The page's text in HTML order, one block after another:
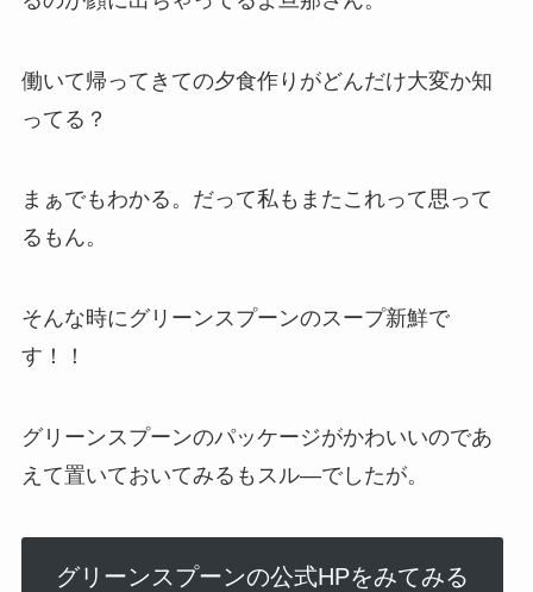
働いて帰ってきての夕食作りがどんだけ大変か知
ってる？
まぁでもわかる。だって私もまたこれって思って
るもん。
そんな時にグリーンスプーンのスープ新鮮で
す！！
グリーンスプーンのパッケージがかわいいのであ
えて置いておいてみるもスル―でしたが。
グリーンスプーンの公式HPをみてみる